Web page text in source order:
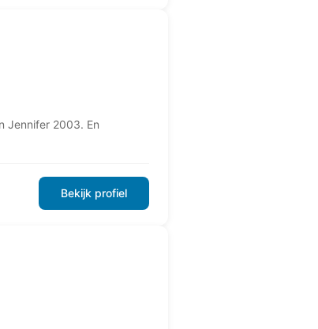
Jennifer 2003. En
Bekijk profiel